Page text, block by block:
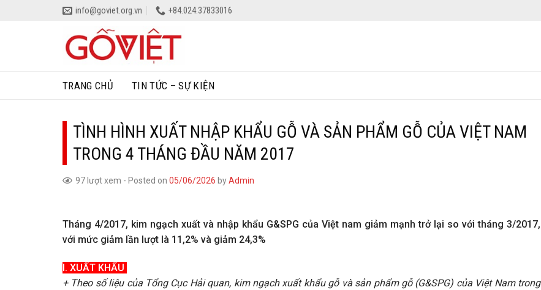
info@goviet.org.vn +84.024.37833016
TRANG CHỦ TIN TỨC – SỰ KIỆN
TÌNH HÌNH XUẤT NHẬP KHẨU GỖ VÀ SẢN PHẨM GỖ CỦA VIỆT NAM
TRONG 4 THÁNG ĐẦU NĂM 2017
97 lượt xem - Posted on 05/06/2026 byAdmin
Tháng 4/2017, kim ngạch xuất và nhập khẩu G&SPG của Việt nam giảm mạnh trở lại so với tháng 3/2017,
với mức giảm lần lượt là 11,2% và giảm 24,3%
I. XUẤT KHẨU
+ Theo số liệu của Tổng Cục Hải quan, kim ngạch xuất khẩu gỗ và sản phẩm gỗ (G&SPG) của Việt Nam trong